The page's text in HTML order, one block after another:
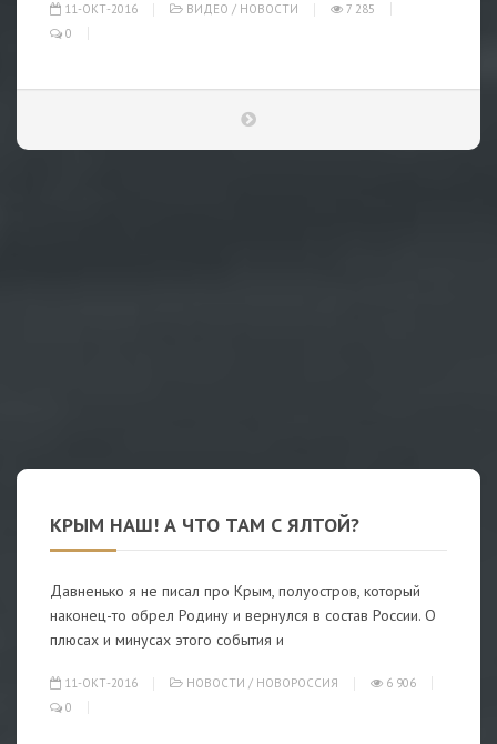
11-ОКТ-2016 ВИДЕО / НОВОСТИ
7 285
0
КРЫМ НАШ! А ЧТО ТАМ С ЯЛТОЙ?
Давненько я не писал про Крым, полуостров, который
наконец-то обрел Родину и вернулся в состав России. О
плюсах и минусах этого события и
11-ОКТ-2016 НОВОСТИ / НОВОРОССИЯ
6 906
0